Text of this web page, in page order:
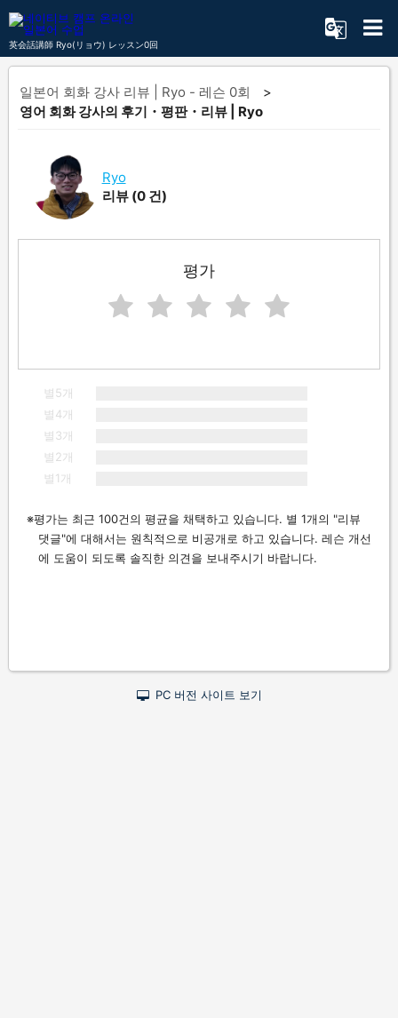
英会話講師 Ryo(リョウ) レッスン0回
일본어 회화 강사 리뷰 | Ryo - 레슨 0회
영어 회화 강사의 후기・평판・리뷰 | Ryo
Ryo
리뷰 (0 건)
평가
별5개
별4개
별3개
별2개
별1개
평가는 최근 100건의 평균을 채택하고 있습니다. 별 1개의 "리뷰
댓글"에 대해서는 원칙적으로 비공개로 하고 있습니다. 레슨 개선
에 도움이 되도록 솔직한 의견을 보내주시기 바랍니다.
PC 버전 사이트 보기